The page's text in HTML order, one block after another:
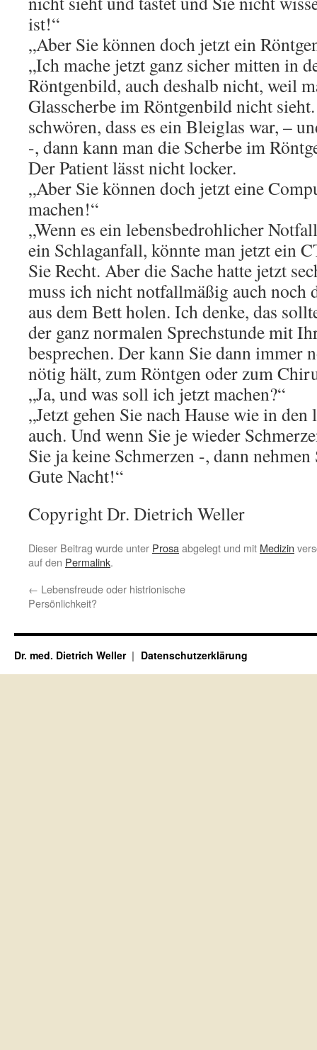
ist!“
„Aber Sie können doch jetzt ein
„Ich mache jetzt ganz sicher mitten in
Röntgenbild, auch deshalb nicht, weil
Glasscherbe im Röntgenbild nicht
schwören, dass es ein Bleiglas war, –
-, dann kann man die Scherbe im
Der Patient lässt nicht locker.
„Aber Sie können doch jetzt eine
machen!“
„Wenn es ein lebensbedrohlicher
ein Schlaganfall, könnte man jetzt ein
Sie Recht. Aber die Sache hatte jetzt
muss ich nicht notfallmäßig auch noch
aus dem Bett holen. Ich denke, das
der ganz normalen Sprechstunde mit
besprechen. Der kann Sie dann immer
nötig hält, zum Röntgen oder zum
„Ja, und was soll ich jetzt machen?“
„Jetzt gehen Sie nach Hause wie in den
auch. Und wenn Sie je wieder
Sie ja keine Schmerzen -, dann
Gute Nacht!“
Copyright Dr. Dietrich Weller
Dieser Beitrag wurde unter Prosa abgelegt und mit Medizin
auf den Permalink.
← Lebensfreude oder histrionische
Persönlichkeit?
Dr. med. Dietrich Weller Datenschutzerklärung